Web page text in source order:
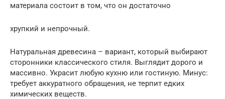
материала состоит в том, что он достаточно
хрупкий и непрочный.
Натуральная древесина – вариант, который выбирают
сторонники классического стиля. Выглядит дорого и
массивно. Украсит любую кухню или гостиную. Минус:
требует аккуратного обращения, не терпит едких
химических веществ.